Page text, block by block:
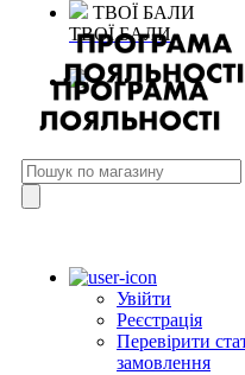
ТВОЇ БАЛИ
ТВОЇ БАЛИ
Увійти
Реєстрація
Перевірити
замовлення